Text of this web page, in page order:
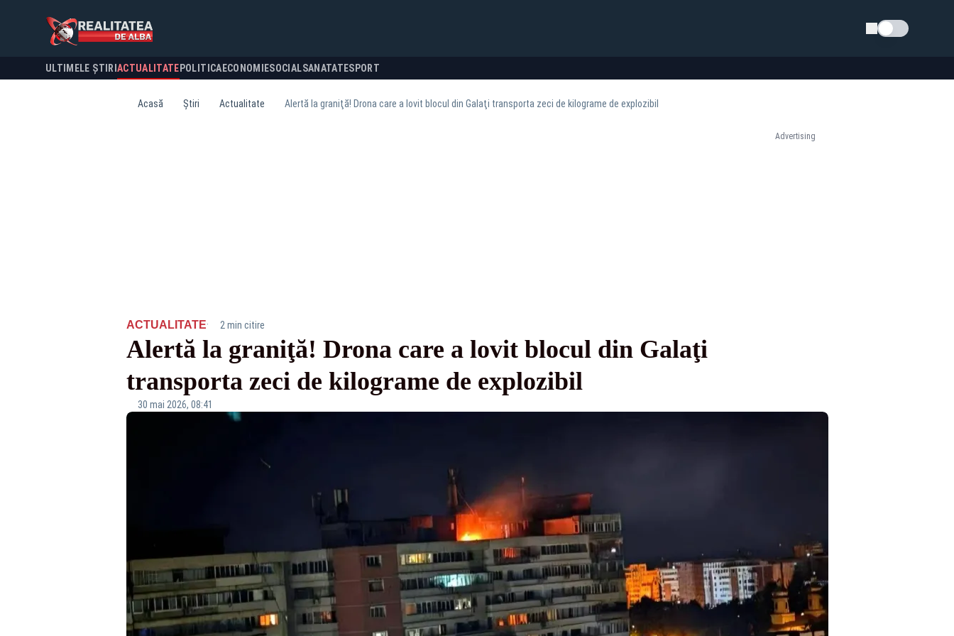
Schimba tema
ULTIMELE ȘTIRI ACTUALITATE POLITICA ECONOMIESOCIALSANATATESPORT
Acasă Știri Actualitate Alertă la graniţă! Drona care a lovit blocul din Galaţi transporta zeci de kilograme de explozibil
Advertising
ACTUALITATE· 2 min citire
Alertă la graniţă! Drona care a lovit blocul din Galaţi
transporta zeci de kilograme de explozibil
30 mai 2026, 08:41